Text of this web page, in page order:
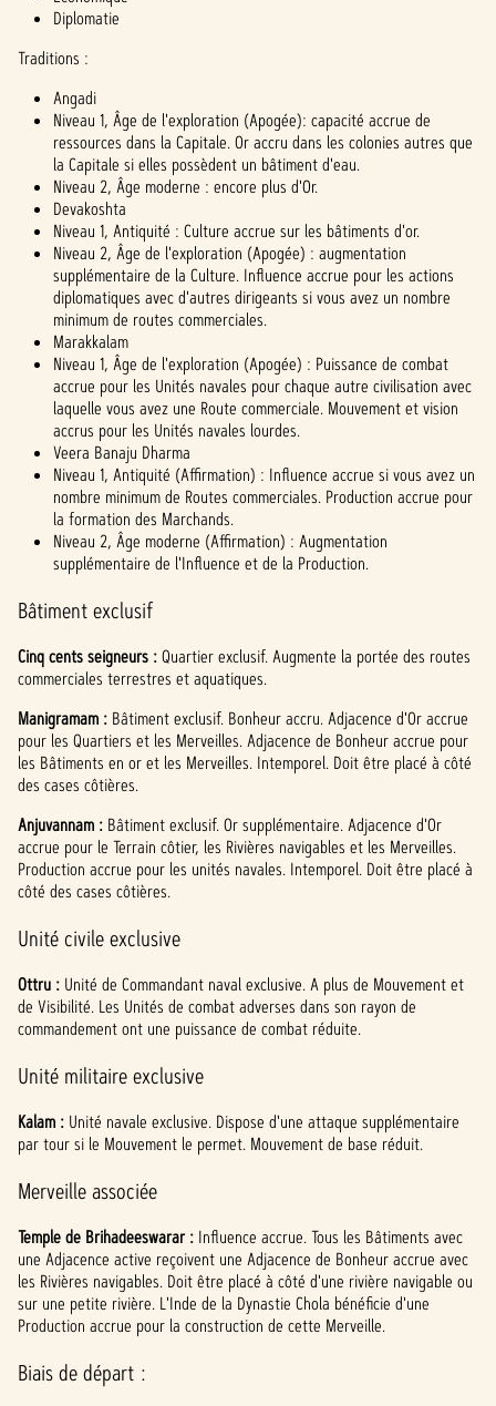
Diplomatie
Traditions :
Angadi
Niveau 1, Âge de l'exploration (Apogée): capacité accrue de
ressources dans la Capitale. Or accru dans les colonies autres que
la Capitale si elles possèdent un bâtiment d'eau.
Niveau 2, Âge moderne : encore plus d'Or.
Devakoshta
Niveau 1, Antiquité : Culture accrue sur les bâtiments d'or.
Niveau 2, Âge de l'exploration (Apogée) : augmentation
supplémentaire de la Culture. Influence accrue pour les actions
diplomatiques avec d'autres dirigeants si vous avez un nombre
minimum de routes commerciales.
Marakkalam
Niveau 1, Âge de l'exploration (Apogée) : Puissance de combat
accrue pour les Unités navales pour chaque autre civilisation avec
laquelle vous avez une Route commerciale. Mouvement et vision
accrus pour les Unités navales lourdes.
Veera Banaju Dharma
Niveau 1, Antiquité (Affirmation) : Influence accrue si vous avez un
nombre minimum de Routes commerciales. Production accrue pour
la formation des Marchands.
Niveau 2, Âge moderne (Affirmation) : Augmentation
supplémentaire de l'Influence et de la Production.
Bâtiment exclusif
Cinq cents seigneurs :Quartier exclusif. Augmente la portée des routes
commerciales terrestres et aquatiques.
Manigramam : Bâtiment exclusif. Bonheur accru. Adjacence d'Or accrue
pour les Quartiers et les Merveilles. Adjacence de Bonheur accrue pour
les Bâtiments en or et les Merveilles. Intemporel. Doit être placé à côté
des cases côtières.
Anjuvannam : Bâtiment exclusif. Or supplémentaire. Adjacence d'Or
accrue pour le Terrain côtier, les Rivières navigables et les Merveilles.
Production accrue pour les unités navales. Intemporel. Doit être placé à
côté des cases côtières.
Unité civile exclusive
Ottru : Unité de Commandant naval exclusive. A plus de Mouvement et
de Visibilité. Les Unités de combat adverses dans son rayon de
commandement ont une puissance de combat réduite.
Unité militaire exclusive
Kalam : Unité navale exclusive. Dispose d'une attaque supplémentaire
par tour si le Mouvement le permet. Mouvement de base réduit.
Merveille associée
Temple de Brihadeeswarar : Influence accrue. Tous les Bâtiments avec
une Adjacence active reçoivent une Adjacence de Bonheur accrue avec
les Rivières navigables. Doit être placé à côté d'une rivière navigable ou
sur une petite rivière. L'Inde de la Dynastie Chola bénéficie d'une
Production accrue pour la construction de cette Merveille.
Biais de départ :